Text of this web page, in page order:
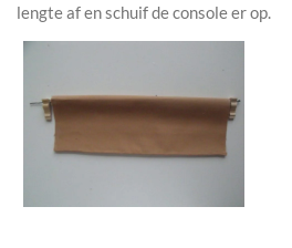
lengte af en schuif de console er op.